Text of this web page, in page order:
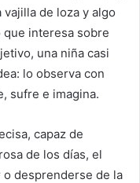
de loza y algo
interesa sobre
una niña casi
lo observa con
sufre e imagina.
capaz de
de los días, el
desprenderse de la